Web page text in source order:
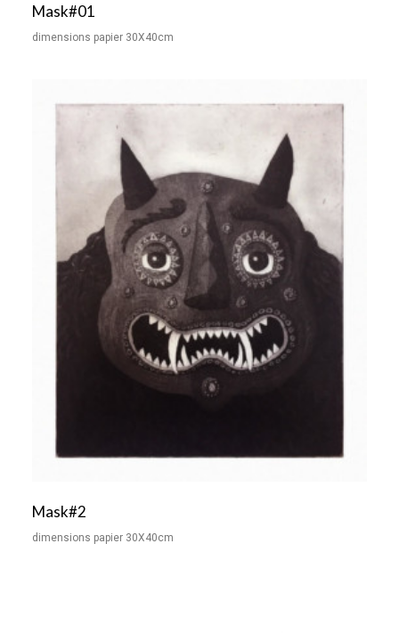
Mask#01
dimensions papier 30X40cm
Mask#2
dimensions papier 30X40cm